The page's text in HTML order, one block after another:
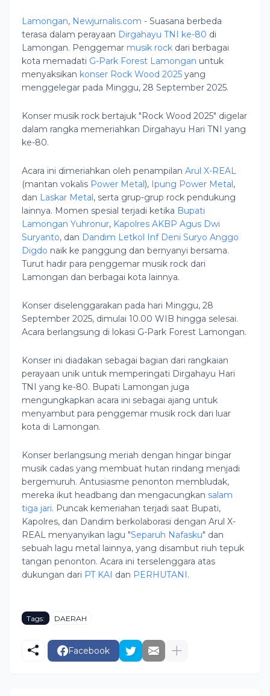
Lamongan, Newjurnalis.com - Suasana berbeda
terasa dalam perayaan Dirgahayu TNI ke-80 di
Lamongan. Penggemar musik rock dari berbagai
kota memadati G-Park Forest Lamongan untuk
menyaksikan konser Rock Wood 2025 yang
menggelegar pada Minggu, 28 September 2025.
Konser musik rock bertajuk "Rock Wood 2025" digelar
dalam rangka memeriahkan Dirgahayu Hari TNI yang
ke-80.
Acara ini dimeriahkan oleh penampilan Arul X-REAL
(mantan vokalis Power Metal), Ipung Power Metal,
dan Laskar Metal, serta grup-grup rock pendukung
lainnya. Momen spesial terjadi ketika Bupati
Lamongan Yuhronur, Kapolres AKBP Agus Dwi
Suryanto, dan Dandim Letkol Inf Deni Suryo Anggo
Digdo naik ke panggung dan bernyanyi bersama.
Turut hadir para penggemar musik rock dari
Lamongan dan berbagai kota lainnya.
Konser diselenggarakan pada hari Minggu, 28
September 2025, dimulai 10.00 WIB hingga selesai.
Acara berlangsung di lokasi G-Park Forest Lamongan.
Konser ini diadakan sebagai bagian dari rangkaian
perayaan unik untuk memperingati Dirgahayu Hari
TNI yang ke-80. Bupati Lamongan juga
mengungkapkan acara ini sebagai ajang untuk
menyambut para penggemar musik rock dari luar
kota di Lamongan.
Konser berlangsung meriah dengan hingar bingar
musik cadas yang membuat hutan rindang menjadi
bergemuruh. Antusiasme penonton membludak,
mereka ikut headbang dan mengacungkan salam
tiga jari. Puncak kemeriahan terjadi saat Bupati,
Kapolres, dan Dandim berkolaborasi dengan Arul X-
REAL menyanyikan lagu "Separuh Nafasku" dan
sebuah lagu metal lainnya, yang disambut riuh tepuk
tangan penonton. Acara ini terselenggara atas
dukungan dari PT KAI dan PERHUTANI.
Tags: DAERAH
Facebook